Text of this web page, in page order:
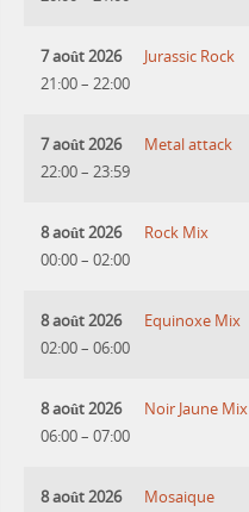
7 août 2026
21:00– 22:00
Jurassic Rock
7 août 2026
22:00– 23:59
Metal attack
8 août 2026
00:00– 02:00
Rock Mix
8 août 2026
02:00– 06:00
Equinoxe Mix
8 août 2026
06:00– 07:00
Noir Jaune Mix
8 août 2026
Mosaique